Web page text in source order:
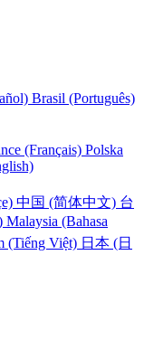
Brasil (Português)
(Français) Polska
中国 (简体中文) 台
Malaysia (Bahasa
(Tiếng Việt) 日本 (日